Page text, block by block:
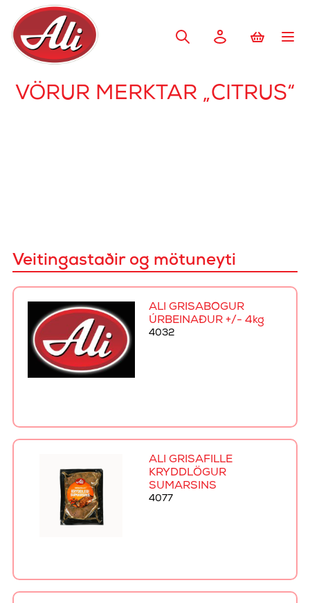
VÖRUR MERKTAR „CITRUS“
Veitingastaðir og mötuneyti
ALI GRÍSABÓGUR
ÚRBEINAÐUR +/- 4kg
4032
ALI GRÍSAFILLE
KRYDDLÖGUR
SUMARSINS
4077